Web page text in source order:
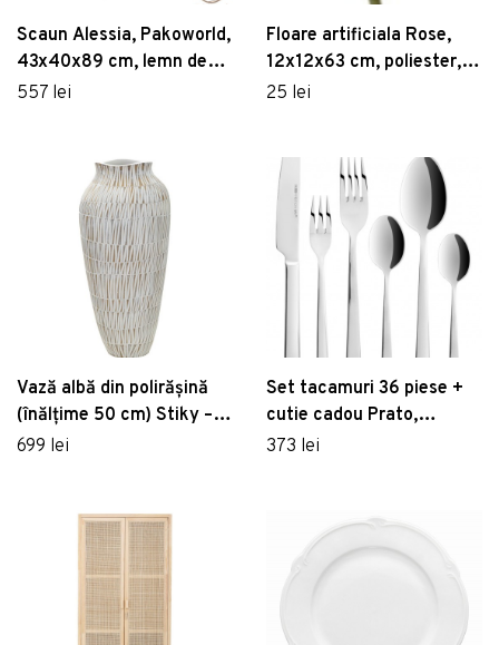
Scaun Alessia, Pakoworld,
43x40x89 cm, lemn de
fag/polietilena, natural
557 lei
Floare artificiala Rose,
12x12x63 cm, poliester,
roz delicat
25 lei
Vază albă din polirășină
(înălțime 50 cm) Stiky –
Mauro Ferretti
699 lei
Set tacamuri 36 piese +
cutie cadou Prato,
Ambition, inox
373 lei